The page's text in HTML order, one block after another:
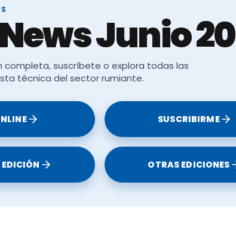
Junio
completa, suscríbete o explora todas las
técnica del sector rumiante.
SUSCRIBIRME
EDICIÓN OTRAS EDICIONES